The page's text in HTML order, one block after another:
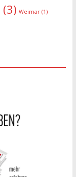
(3) Weimar(1)